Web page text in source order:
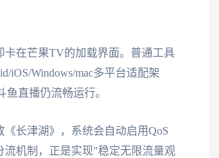
卡在芒果TV的加载界面。普通工具
iOS/Windows/mac多平台适配架
直播仍流畅运行。
长津湖》，系统会自动启用QoS
机制，正是实现"稳定无限流量观